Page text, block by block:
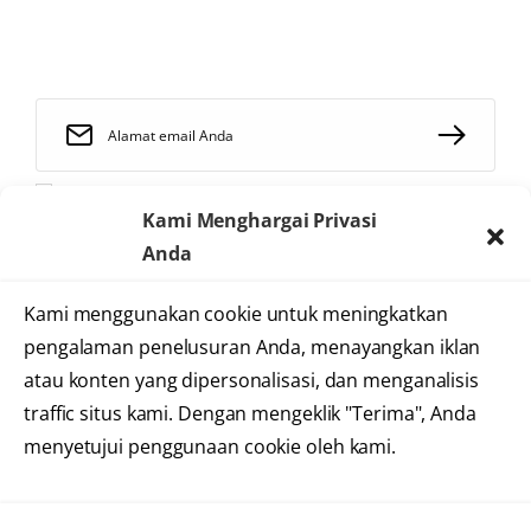
Kami Menghargai Privasi
Anda
Kami menggunakan cookie untuk meningkatkan
pengalaman penelusuran Anda, menayangkan iklan
atau konten yang dipersonalisasi, dan menganalisis
traffic situs kami. Dengan mengeklik "Terima", Anda
menyetujui penggunaan cookie oleh kami.
2025 © Heartology
Cardiovascular Hospital